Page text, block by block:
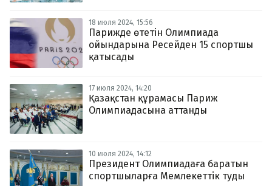
18 июля 2024, 15:56
Парижде өтетін Олимпиада
ойындарына Ресейден 15 спортшы
қатысады
17 июля 2024, 14:20
Қазақстан құрамасы Париж
Олимпиадасына аттанды
10 июля 2024, 14:12
Президент Олимпиадаға баратын
спортшыларға Мемлекеттік туды